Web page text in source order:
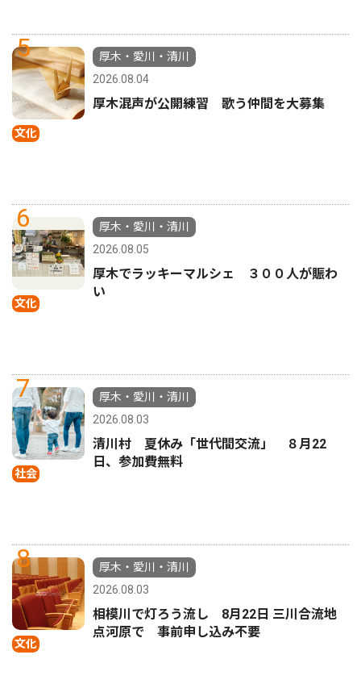
5
文化
厚木・愛川・清川
2026.08.04
厚木混声が公開練習 歌う仲間を大募集
6
文化
厚木・愛川・清川
2026.08.05
厚木でラッキーマルシェ ３００人が賑わ
い
7
社会
厚木・愛川・清川
2026.08.03
清川村 夏休み「世代間交流」 ８月22
日、参加費無料
8
文化
厚木・愛川・清川
2026.08.03
相模川で灯ろう流し 8月22日 三川合流地
点河原で 事前申し込み不要